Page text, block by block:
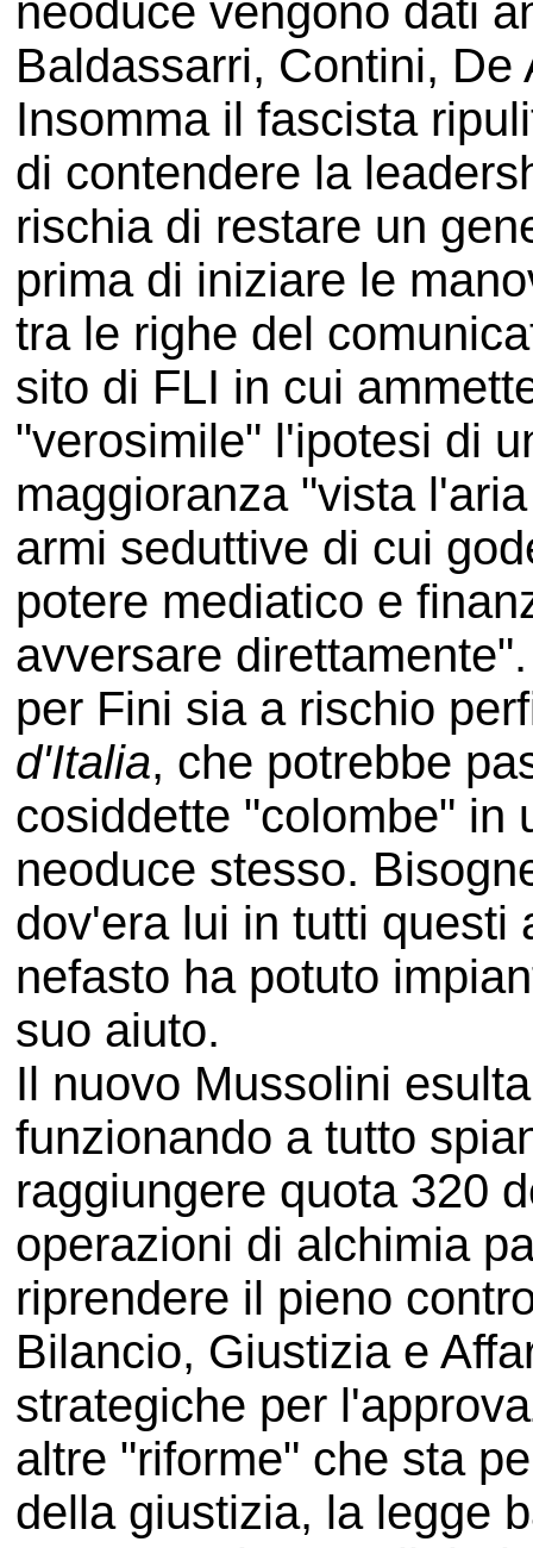
neoduce vengono dati
Baldassarri, Contini,
Insomma il fascista
di contendere la
rischia di restare un
prima di iniziare le
tra le righe del
sito di FLI in cui
"verosimile" l'ipotesi di
maggioranza "vista
armi seduttive di cui
potere mediatico e
avversare
per Fini sia a rischio
d'Italia, che potrebbe
cosiddette "colombe" in
neoduce stesso.
dov'era lui in tutti questi
nefasto ha potuto
suo aiuto.
Il nuovo Mussolini
funzionando a tutto
raggiungere quota 320
operazioni di alchimia
riprendere il pieno
Bilancio, Giustizia e
strategiche per
altre "riforme" che sta
della giustizia, la legge